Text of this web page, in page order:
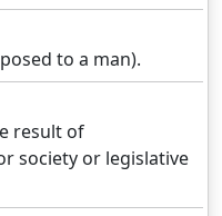
to a man).
result of
society or legislative